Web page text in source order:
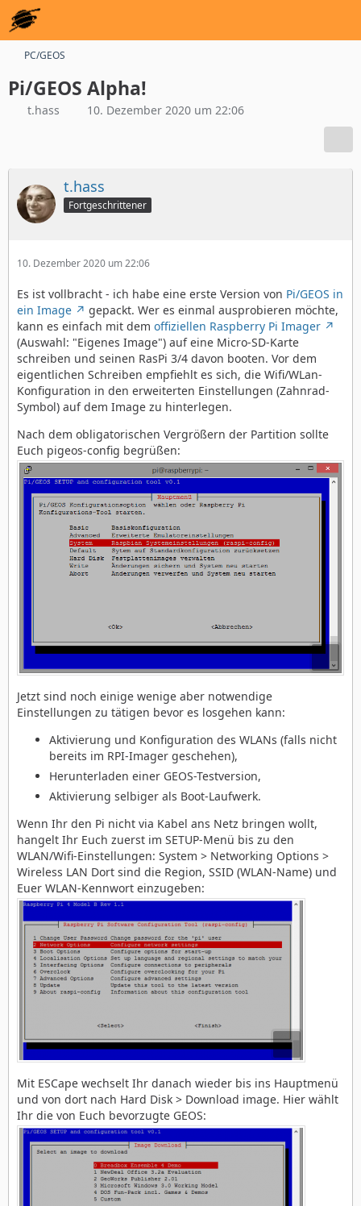
PC/GEOS
Pi/GEOS Alpha!
t.hass 10. Dezember 2020 um 22:06
t.hass
Fortgeschrittener
10. Dezember 2020 um 22:06
Es ist vollbracht - ich habe eine erste Version von Pi/GEOS in
ein Image
gepackt. Wer es einmal ausprobieren möchte,
kann es einfach mit dem offiziellen Raspberry Pi Imager
(Auswahl: "Eigenes Image") auf eine Micro-SD-Karte
schreiben und seinen RasPi 3/4 davon booten. Vor dem
eigentlichen Schreiben empfiehlt es sich, die Wifi/WLan-
Konfiguration in den erweiterten Einstellungen (Zahnrad-
Symbol) auf dem Image zu hinterlegen.
Nach dem obligatorischen Vergrößern der Partition sollte
Euch pigeos-config begrüßen:
Jetzt sind noch einige wenige aber notwendige
Einstellungen zu tätigen bevor es losgehen kann:
Aktivierung und Konfiguration des WLANs (falls nicht
bereits im RPI-Imager geschehen),
Herunterladen einer GEOS-Testversion,
Aktivierung selbiger als Boot-Laufwerk.
Wenn Ihr den Pi nicht via Kabel ans Netz bringen wollt,
hangelt Ihr Euch zuerst im SETUP-Menü bis zu den
WLAN/Wifi-Einstellungen: System > Networking Options >
Wireless LAN Dort sind die Region, SSID (WLAN-Name) und
Euer WLAN-Kennwort einzugeben:
Mit ESCape wechselt Ihr danach wieder bis ins Hauptmenü
und von dort nach Hard Disk > Download image. Hier wählt
Ihr die von Euch bevorzugte GEOS: